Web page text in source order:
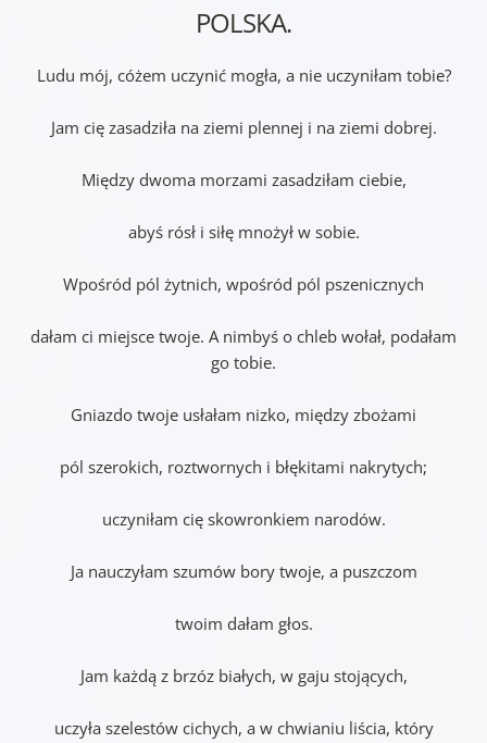
POLSKA.
Ludu mój, cóżem uczynić mogła, a nie uczyniłam tobie?
Jam cię zasadziła na ziemi plennej i na ziemi dobrej.
Między dwoma morzami zasadziłam ciebie,
abyś rósł i siłę mnożył w sobie.
Wpośród pól żytnich, wpośród pól pszenicznych
dałam ci miejsce twoje. A nimbyś o chleb wołał, podałam
go tobie.
Gniazdo twoje usłałam nizko, między zbożami
pól szerokich, roztwornych i błękitami nakrytych;
uczyniłam cię skowronkiem narodów.
Ja nauczyłam szumów bory twoje, a puszczom
twoim dałam głos.
Jam każdą z brzóz białych, w gaju stojących,
uczyła szelestów cichych, a w chwianiu liścia, który